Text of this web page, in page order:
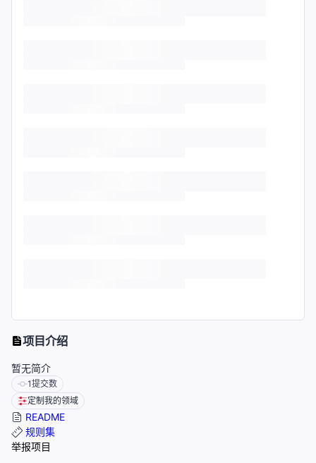
项目介绍
暂无简介
1提交数
定制我的领域
README
规则集
举报项目